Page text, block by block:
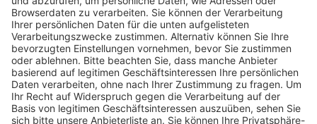
Trainerausbildung
Schulungsangebot Vereinsmitarbeiter
BFV-Geschäftsstellen
Trainerbörse
Login SpielPlus